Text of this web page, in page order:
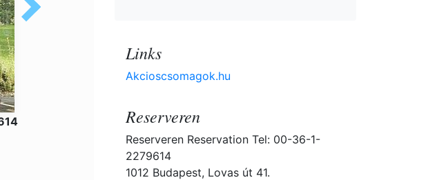
Links
Akcioscsomagok.hu
Reserveren
Reserveren Reservation Tel: 00-36-1-
2279614
1012 Budapest, Lovas út 41.